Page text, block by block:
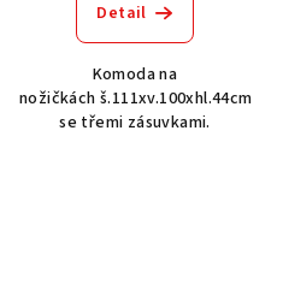
Detail
Komoda na
nožičkách š.111xv.100xhl.44cm
se třemi zásuvkami.